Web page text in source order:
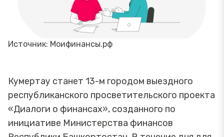
Источник: Моифинансы.рф
Кумертау станет 13-м городом выездного
республиканского просветительского проекта
«Диалоги о финансах», созданного по
инициативе Министерства финансов